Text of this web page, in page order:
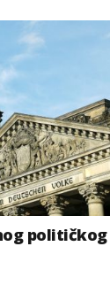
političkog